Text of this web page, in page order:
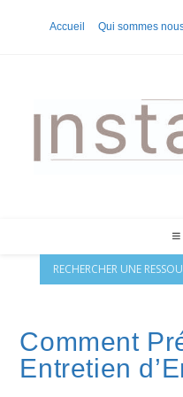
Accueil Qui sommes
Comment
Entretien